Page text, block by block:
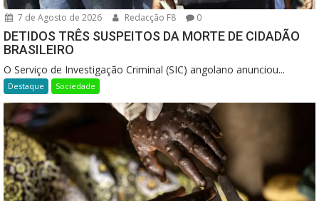
7 de Agosto de 2026 Redacção F8 0
DETIDOS TRÊS SUSPEITOS DA MORTE DE CIDADÃO
BRASILEIRO
O Serviço de Investigação Criminal (SIC) angolano anunciou...
Destaque Sociedade